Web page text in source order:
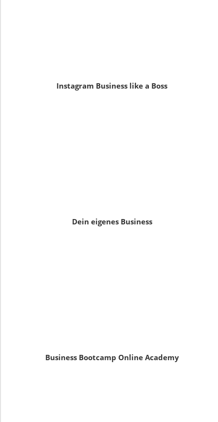
Instagram Business like a Boss
Dein eigenes Business
Business Bootcamp Online Academy